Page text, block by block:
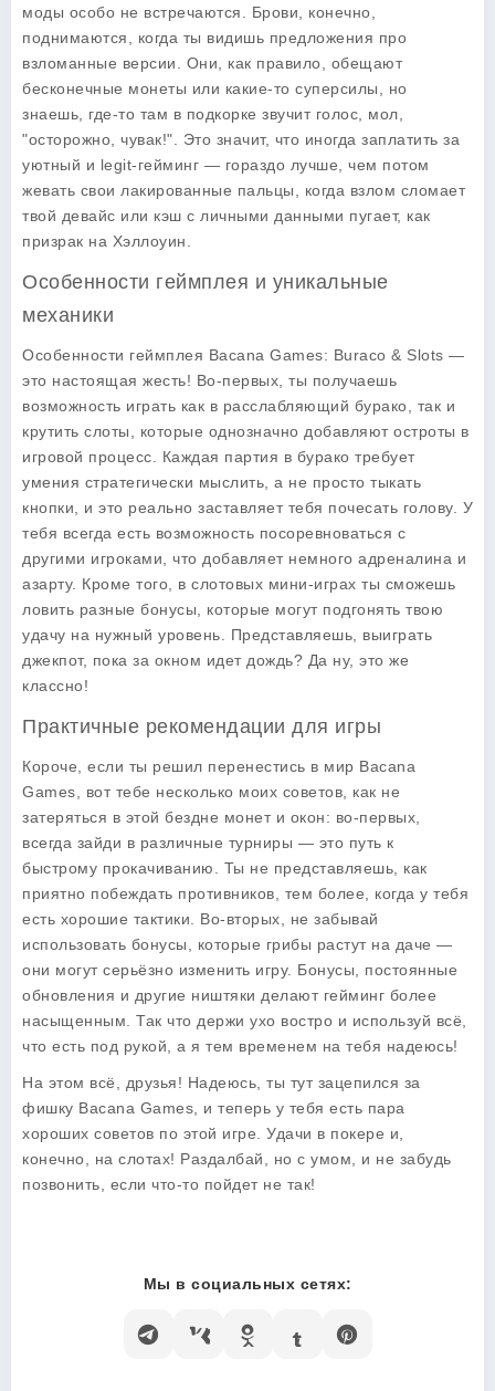
моды особо не встречаются. Брови, конечно,
поднимаются, когда ты видишь предложения про
взломанные версии. Они, как правило, обещают
бесконечные монеты или какие-то суперсилы, но
знаешь, где-то там в подкорке звучит голос, мол,
"осторожно, чувак!". Это значит, что иногда заплатить за
уютный и legit-гейминг — гораздо лучше, чем потом
жевать свои лакированные пальцы, когда взлом сломает
твой девайс или кэш с личными данными пугает, как
призрак на Хэллоуин.
Особенности геймплея и уникальные
механики
Особенности геймплея Bacana Games: Buraco & Slots —
это настоящая жесть! Во-первых, ты получаешь
возможность играть как в расслабляющий бурако, так и
крутить слоты, которые однозначно добавляют остроты в
игровой процесс. Каждая партия в бурако требует
умения стратегически мыслить, а не просто тыкать
кнопки, и это реально заставляет тебя почесать голову. У
тебя всегда есть возможность посоревноваться с
другими игроками, что добавляет немного адреналина и
азарту. Кроме того, в слотовых мини-играх ты сможешь
ловить разные бонусы, которые могут подгонять твою
удачу на нужный уровень. Представляешь, выиграть
джекпот, пока за окном идет дождь? Да ну, это же
классно!
Практичные рекомендации для игры
Короче, если ты решил перенестись в мир Bacana
Games, вот тебе несколько моих советов, как не
затеряться в этой бездне монет и окон: во-первых,
всегда зайди в различные турниры — это путь к
быстрому прокачиванию. Ты не представляешь, как
приятно побеждать противников, тем более, когда у тебя
есть хорошие тактики. Во-вторых, не забывай
использовать бонусы, которые грибы растут на даче —
они могут серьёзно изменить игру. Бонусы, постоянные
обновления и другие ништяки делают гейминг более
насыщенным. Так что держи ухо востро и используй всё,
что есть под рукой, а я тем временем на тебя надеюсь!
На этом всё, друзья! Надеюсь, ты тут зацепился за
фишку Bacana Games, и теперь у тебя есть пара
хороших советов по этой игре. Удачи в покере и,
конечно, на слотах! Раздалбай, но с умом, и не забудь
позвонить, если что-то пойдет не так!
Мы в социальных сетях: